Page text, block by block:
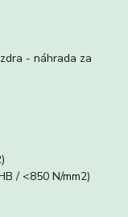
- náhrada za
/ <850 N/mm2)